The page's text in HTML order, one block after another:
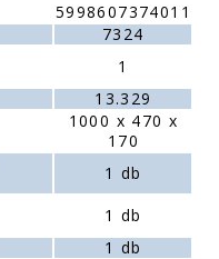
5998607374011
7324
1
13.329
1000 x 470 x
170
1 db
1 db
1 db